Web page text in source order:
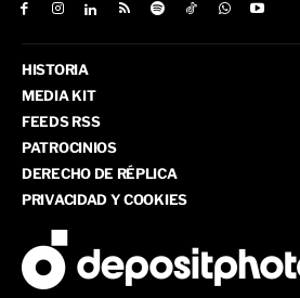
HISTORIA
MEDIA KIT
FEEDS RSS
PATROCINIOS
DERECHO DE RÉPLICA
PRIVACIDAD Y COOKIES